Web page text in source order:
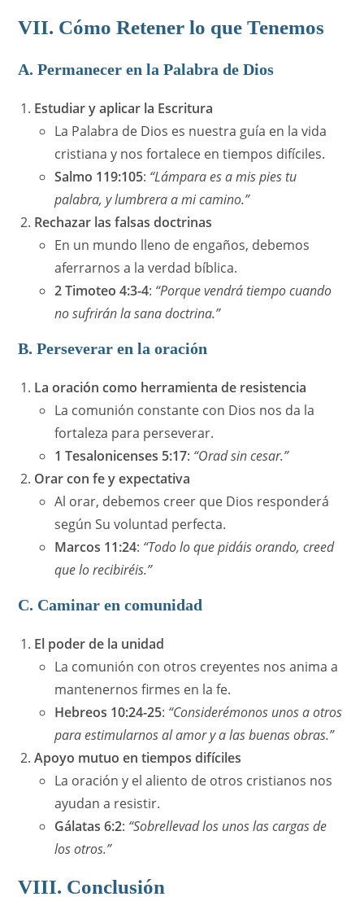
VII. Cómo Retener lo que Tenemos
A. Permanecer en la Palabra de Dios
Estudiar y aplicar la Escritura
La Palabra de Dios es nuestra guía en la vida
cristiana y nos fortalece en tiempos difíciles.
Salmo 119:105: “Lámpara es a mis pies tu
palabra, y lumbrera a mi camino.”
Rechazar las falsas doctrinas
En un mundo lleno de engaños, debemos
aferrarnos a la verdad bíblica.
2 Timoteo 4:3-4: “Porque vendrá tiempo cuando
no sufrirán la sana doctrina.”
B. Perseverar en la oración
La oración como herramienta de resistencia
La comunión constante con Dios nos da la
fortaleza para perseverar.
1 Tesalonicenses 5:17: “Orad sin cesar.”
Orar con fe y expectativa
Al orar, debemos creer que Dios responderá
según Su voluntad perfecta.
Marcos 11:24: “Todo lo que pidáis orando, creed
que lo recibiréis.”
C. Caminar en comunidad
El poder de la unidad
La comunión con otros creyentes nos anima a
mantenernos firmes en la fe.
Hebreos 10:24-25: “Considerémonos unos a otros
para estimularnos al amor y a las buenas obras.”
Apoyo mutuo en tiempos difíciles
La oración y el aliento de otros cristianos nos
ayudan a resistir.
Gálatas 6:2: “Sobrellevad los unos las cargas de
los otros.”
VIII. Conclusión